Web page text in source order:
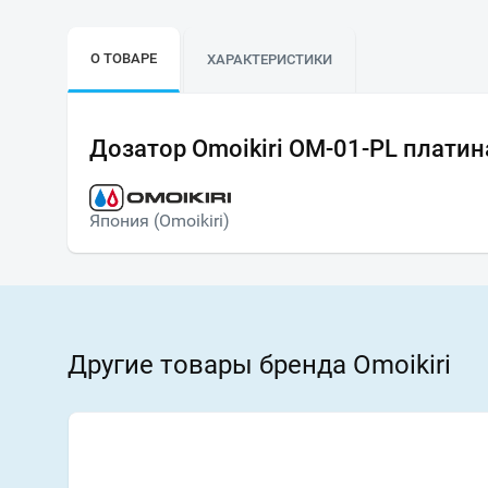
О ТОВАРЕ ХАРАКТЕРИСТИКИ
Дозатор Omoikiri ОМ-01-PL
Япония (Omoikiri)
Другие товары бренда Omoikiri